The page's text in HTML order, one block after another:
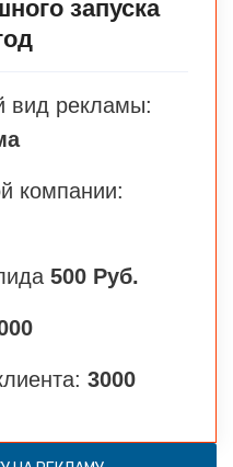
запуска
вид рекламы:
компании:
500 Руб.
3000